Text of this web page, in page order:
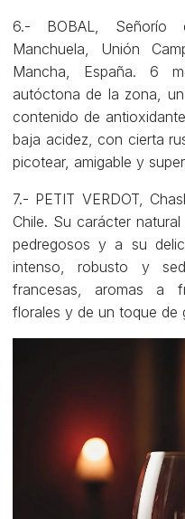
6.- BOBAL, Señorío
Manchuela, Unión
Mancha, España. 6
autóctona de la zona,
contenido de
baja acidez, con cierta
picotear, amigable y
7.- PETIT VERDOT,
Chile. Su carácter
pedregosos y a su
intenso, robusto y
francesas, aromas a
florales y de un toque de